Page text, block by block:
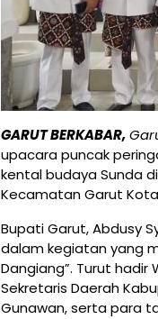
GARUT BERKABAR,
upacara puncak
kental budaya Sunda
Kecamatan Garut
Bupati Garut, Abdusy
dalam kegiatan yang
Dangiang”. Turut hadir
Sekretaris Daerah
Gunawan, serta para